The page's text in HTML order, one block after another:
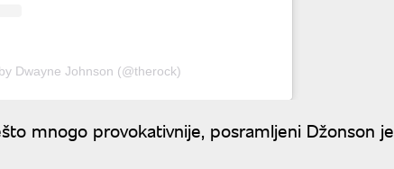
Dwayne Johnson (@therock)
mnogo provokativnije, posramljeni Džonson je